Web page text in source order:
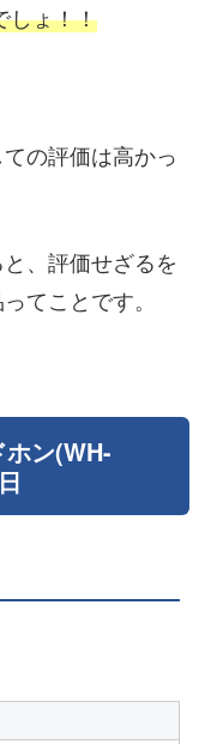
しょ！！
の評価は高かっ
、評価せざるを
てことです。
ン(WH-